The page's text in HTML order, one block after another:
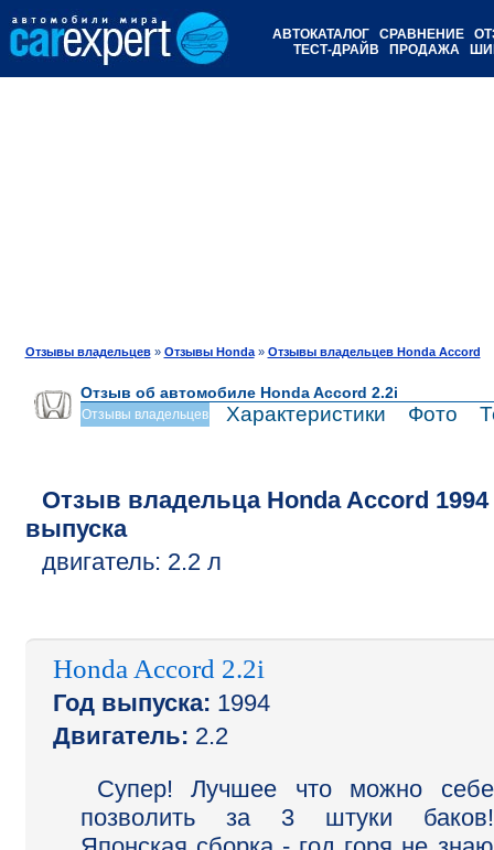
АВТОКАТАЛОГ СРАВНЕНИЕ
ТЕСТ-ДРАЙВ
ПРОДАЖА
Отзывы владельцев» Отзывы Honda» Отзывы владельцев Honda Accord
Отзыв об автомобиле Honda Accord 2.2i
Отзывы владельцев Характеристики Фото
Отзыв владельца Honda Accord 1994
выпуска
двигатель: 2.2 л
Honda Accord 2.2i
Год выпуска: 1994
Двигатель: 2.2
Супер! Лучшее что можно себе
позволить за 3 штуки баков!